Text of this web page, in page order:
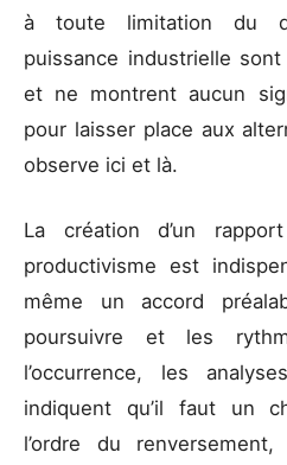
à toute limitation du
puissance industrielle
et ne montrent aucun
pour laisser place aux
observe ici et là.
La création d’un
productivisme est
même un accord
poursuivre et les
l’occurrence, les
indiquent qu’il faut un
l’ordre du